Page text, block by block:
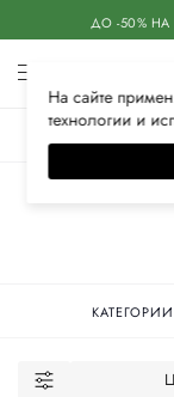
ДО -50%
КАТЕГОРИИ
На сайте
технологии и